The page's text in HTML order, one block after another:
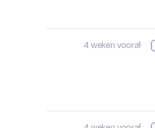
4 weken vooraf